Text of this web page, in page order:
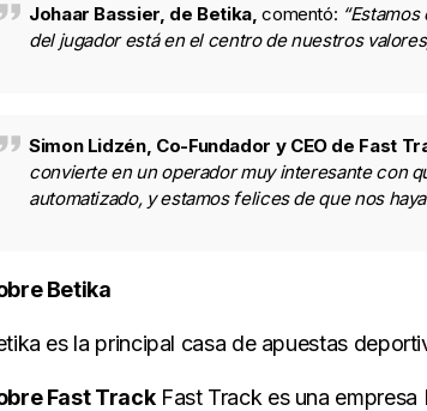
Johaar Bassier, de Betika, comentó:
del jugador está en el centro de nuestros
Simon Lidzén, Co-Fundador y CEO de Fast
convierte en un operador muy interesante con
automatizado, y estamos felices de que nos
Betika
es la principal casa de apuestas
Fast TrackFast Track es una empresa